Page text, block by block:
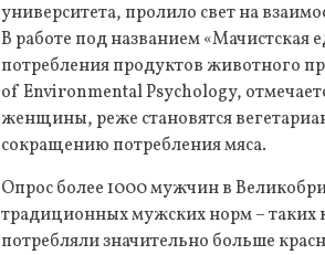
университета, пролило свет на
В работе под названием
потребления продуктов животного
of Environmental Psychology,
женщины, реже становятся
сокращению потребления мяса.
Опрос более 1000 мужчин в
традиционных мужских норм – таких
потребляли значительно больше